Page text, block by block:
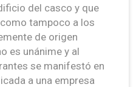
del casco y que
tampoco a los
de origen
es unánime y al
se manifestó en
a una empresa